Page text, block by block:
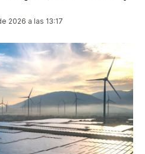
2026 a las 13:17